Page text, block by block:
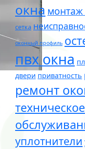
окна монтаж
сетка
оконный профиль
пвх окна
двери приватность
ремонт
техническое
уплотнители